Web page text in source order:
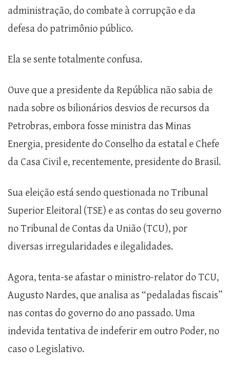
administração, do combate à corrupção e da
defesa do patrimônio público.
Ela se sente totalmente confusa.
Ouve que a presidente da República não sabia de
nada sobre os bilionários desvios de recursos da
Petrobras, embora fosse ministra das Minas
Energia, presidente do Conselho da estatal e Chefe
da Casa Civil e, recentemente, presidente do Brasil.
Sua eleição está sendo questionada no Tribunal
Superior Eleitoral (TSE) e as contas do seu governo
no Tribunal de Contas da União (TCU), por
diversas irregularidades e ilegalidades.
Agora, tenta-se afastar o ministro-relator do TCU,
Augusto Nardes, que analisa as “pedaladas fiscais”
nas contas do governo do ano passado. Uma
indevida tentativa de indeferir em outro Poder, no
caso o Legislativo.